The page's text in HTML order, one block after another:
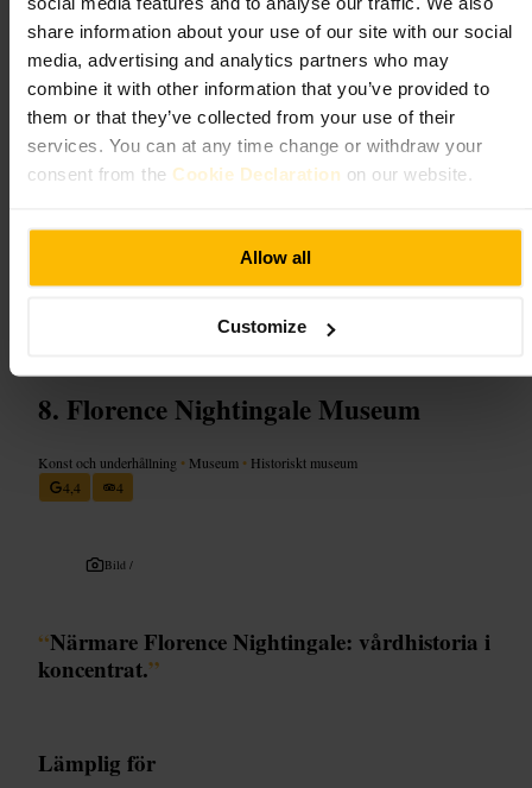
share information about your use of our site with our social
media, advertising and analytics partners who may
combine it with other information that you’ve provided to
them or that they’ve collected from your use of their
services. You can at any time change or withdraw your
consent from the Cookie Declaration on our website.
Allow all
Customize
överraskningar. Du kan bli delaktig i scener, uppleva effekter och
avsluta med en kort åktur. Det finns café/bar och en butik vid
avslutningen.
Planera ditt besök
Boka biljetter i förväg för att undvika långa köer. Ha med lätt
med äldre barn som gillar teatraliska skräckscener. Lämna tid efteråt för
souvenirer och en drink i baren.
https://www.thedungeons.com/london/
Florence Nightingale Museum
Konst och underhållning • Museum • Historiskt museum
4,4
4
Bild /
“Närmare Florence Nightingale: vårdhistoria i
koncentrat.”
Lämplig för